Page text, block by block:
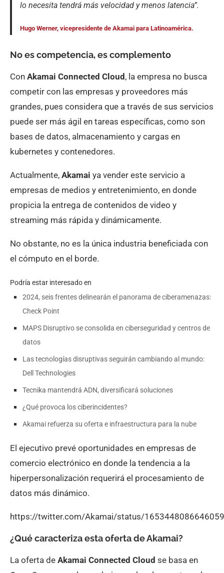
lo necesita tendrá más velocidad y menos latencia”.
Hugo Werner, vicepresidente de Akamai para Latinoamérica.
No es competencia, es complemento
Con Akamai Connected Cloud , la empresa no busca
competir con las empresas y proveedores más
grandes, pues considera que a través de sus servicios
puede ser más ágil en tareas específicas, como son
bases de datos, almacenamiento y cargas en
kubernetes y contenedores.
Actualmente, Akamai ya vender este servicio a
empresas de medios y entretenimiento, en donde
propicia la entrega de contenidos de video y
streaming más rápida y dinámicamente.
No obstante, no es la única industria beneficiada con
el cómputo en el borde.
Podría estar interesado en
2024, seis frentes delinearán el panorama de ciberamenazas:
Check Point
MAPS Disruptivo se consolida en ciberseguridad y centros de
datos
Las tecnologías disruptivas seguirán cambiando al mundo:
Dell Technologies
Tecnika mantendrá ADN, diversificará soluciones
¿Qué provoca los ciberincidentes?
Akamai refuerza su oferta e infraestructura para la nube
El ejecutivo prevé oportunidades en empresas de
comercio electrónico en donde la tendencia a la
hiperpersonalización requerirá el procesamiento de
datos más dinámico.
https://twitter.com/Akamai/status/
¿Qué caracteriza esta oferta de Akamai?
La oferta de Akamai Connected Cloud se basa en